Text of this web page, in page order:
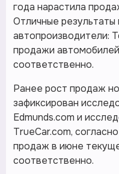
года нарастила
Отличные результаты
автопроизводители:
продажи
соответственно.
Ранее рост продаж
зафиксирован
Edmunds.com и
TrueCar.com,
продаж в июне
соответственно.